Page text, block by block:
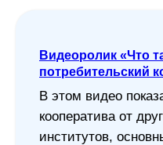
Видеоролик «Что
потребительский
В этом видео
кооператива от
институтов,